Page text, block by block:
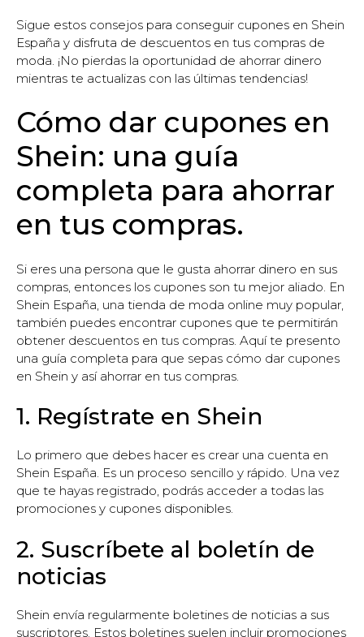
Sigue estos consejos para conseguir cupones en Shein
España y disfruta de descuentos en tus compras de
moda. ¡No pierdas la oportunidad de ahorrar dinero
mientras te actualizas con las últimas tendencias!
Cómo dar cupones en
Shein: una guía
completa para ahorrar
en tus compras.
Si eres una persona que le gusta ahorrar dinero en sus
compras, entonces los cupones son tu mejor aliado. En
Shein España, una tienda de moda online muy popular,
también puedes encontrar cupones que te permitirán
obtener descuentos en tus compras. Aquí te presento
una guía completa para que sepas cómo dar cupones
en Shein y así ahorrar en tus compras.
1. Regístrate en Shein
Lo primero que debes hacer es crear una cuenta en
Shein España. Es un proceso sencillo y rápido. Una vez
que te hayas registrado, podrás acceder a todas las
promociones y cupones disponibles.
2. Suscríbete al boletín de
noticias
Shein envía regularmente boletines de noticias a sus
suscriptores. Estos boletines suelen incluir promociones